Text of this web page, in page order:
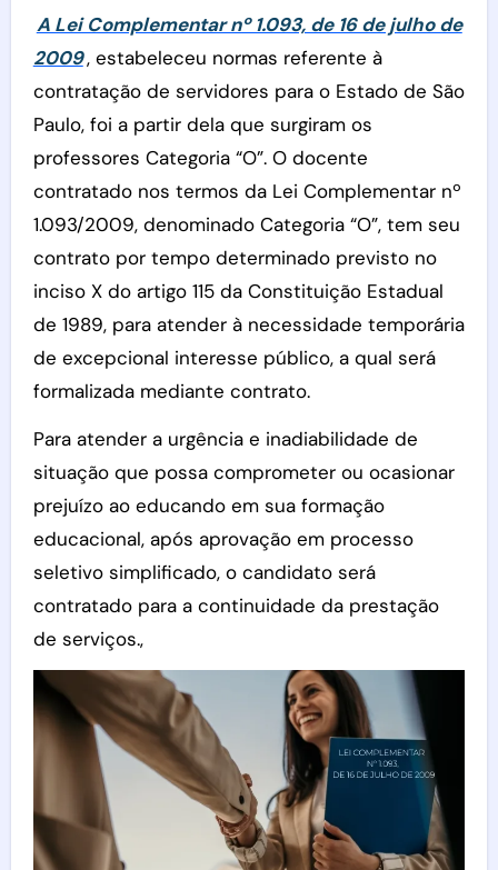
A Lei Complementar nº 1.093, de 16 de julho de
2009, estabeleceu normas referente à
contratação de servidores para o Estado de São
Paulo, foi a partir dela que surgiram os
professores Categoria “O”. O docente
contratado nos termos da Lei Complementar nº
1.093/2009, denominado Categoria “O”, tem seu
contrato por tempo determinado previsto no
inciso X do artigo 115 da Constituição Estadual
de 1989, para atender à necessidade temporária
de excepcional interesse público, a qual será
formalizada mediante contrato.
Para atender a urgência e inadiabilidade de
situação que possa comprometer ou ocasionar
prejuízo ao educando em sua formação
educacional, após aprovação em processo
seletivo simplificado, o candidato será
contratado para a continuidade da prestação
de serviços.,